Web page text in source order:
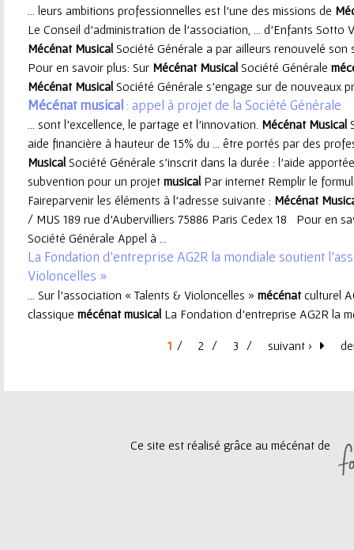
... leurs ambitions professionnelles est l’une des missions de
Le Conseil d’administration de l’association, ... d’Enfants
Mécénat Musical Société Générale a par ailleurs renouvelé
Pour en savoir plus: Sur Mécénat Musical Société Générale
Mécénat Musical Société Générale s’engage sur de nouveaux
Mécénat musical: appel à projet de la Société Générale
... sont l’excellence, le partage et l’innovation. Mécénat Musical
aide financière à hauteur de 15% du ... être portés par des
Musical Société Générale s’inscrit dans la durée : l'aide
subvention pour un projet musical Par internet Remplir le
Faireparvenir les éléments à l'adresse suivante : Mécénat
/ MUS 189 rue d'Aubervilliers 75886 Paris Cedex 18 Pour en
Société Générale Appel à ...
La Fondation d’entreprise AG2R la mondiale soutient
Violoncelles »
... Sur l’association « Talents & Violoncelles » mécénatculturel
classique mécénat musical La Fondation d’entreprise AG2R la
1 2 3 suivant ›
Ce site est réalisé grâce au mécénat de